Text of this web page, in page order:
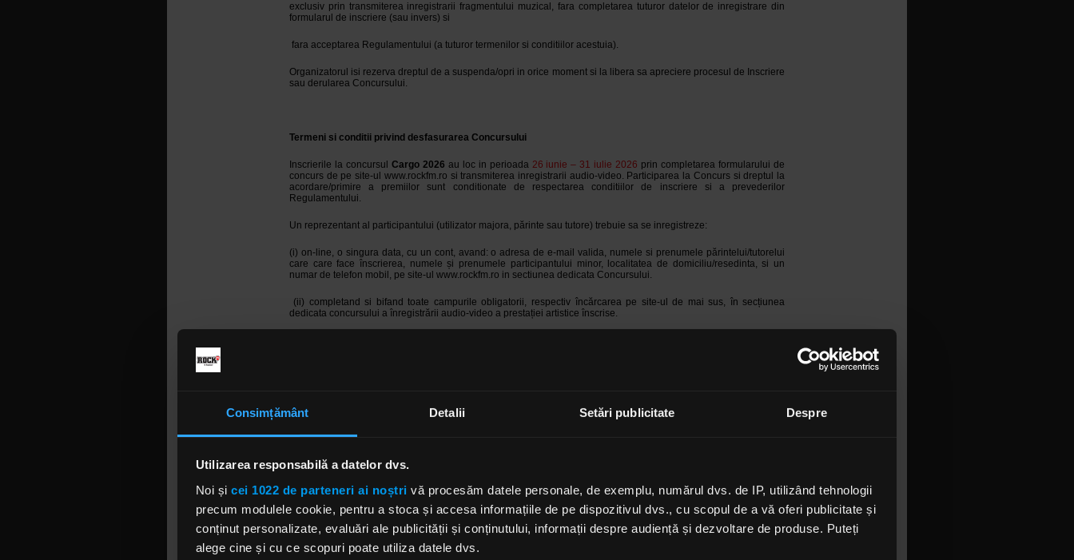
Consimțământ Detalii Setări publicitate Despre
Utilizarea responsabilă a datelor dvs.
Noi și cei 1022 de parteneri ai noștri vă procesăm datele personale, de exemplu, numărul dvs. de IP, utilizând tehnologii
precum modulele cookie, pentru a stoca și accesa informațiile de pe dispozitivul dvs., cu scopul de a vă oferi publicitate și
conținut personalizate, evaluări ale publicității și conținutului, informații despre audiență și dezvoltare de produse. Puteți
alege cine și cu ce scopuri poate utiliza datele dvs.
exclusiv prin transmiterea inregistrarii fragmentului muzical, fara completarea tuturor datelor de inregistrare din
formularul de inscriere (sau invers) si
fara acceptarea Regulamentului (a tuturor termenilor si conditiilor acestuia).
Organizatorul isi rezerva dreptul de a suspenda/opri in orice moment si la libera sa apreciere procesul de Inscriere
sau derularea Concursului.
Termeni si conditii privind desfasurarea Concursului
Inscrierile la concursul Cargo 2026 au loc in perioada 26 iunie – 31 iulie 2026 prin completarea formularului de
concurs de pe site-ul www.rockfm.ro si transmiterea inregistrarii audio-video. Participarea la Concurs si dreptul la
acordare/primire a premiilor sunt conditionate de respectarea conditiilor de inscriere si a prevederilor
Regulamentului.
Un reprezentant al participantului (utilizator majora, părinte sau tutore) trebuie sa se inregistreze:
(i) on-line, o singura data, cu un cont, avand: o adresa de e-mail valida, numele si prenumele părintelui/tutorelui
care care face înscrierea, numele și prenumele participantului minor, localitatea de domiciliu/resedinta, si un
numar de telefon mobil, pe site-ul www.rockfm.ro in sectiunea dedicata Concursului.
(ii) completand si bifand toate campurile obligatorii, respectiv încărcarea pe site-ul de mai sus, în secțiunea
dedicata concursului a înregistrării audio-video a prestației artistice înscrise.
FM/Formatia Cargo, in cadrul Concursului sau in legatura cu acesta, a inregistrarii audio-video transmise sau a
acestor inregistrari.
Calitatea inregistrarii audio-video, calitatea audio a fragmentului trimis catre Organizator este responsabilitatea
de calitatea inregistrarii si asumandu-si riscul pierderii/ descalificarii. Organizatorul nu isi asuma in niciun fel nicio
responsabilitate si nicio obligatie in privinta alterarii fragmentelor video supuse jurizarii.
Sunt acceptate numai prestațiile inregistrate audio-video, nu doar video sau doar audio.
Inregistrarea audio-video transmisa in vederea jurizarii poate fi utilizata de catre ORGANIZATOR in cadrul